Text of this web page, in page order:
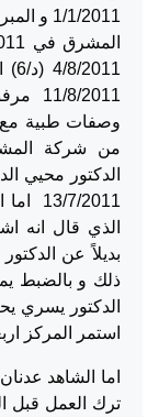
4/
13/7/
بديلاً عن
ذلك و بالضبط
الدكتور يسري
استمر المركز
اما الشاهد
ترك العمل قبل